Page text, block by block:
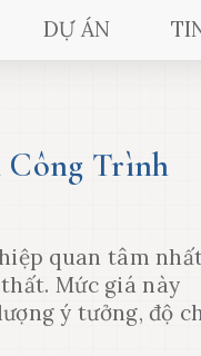
DỰ ÁN
Công Trình
quan tâm
Mức giá này
ý tưởng, độ